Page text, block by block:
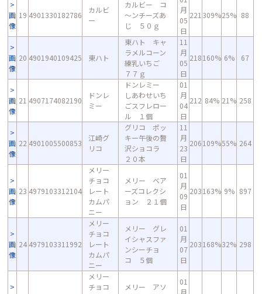
画
像
19 4901330182786
カルビ
ー
カルビー コ
～ンチーズあ
じ ５０ｇ
月
05
日
221 309%25% 88
画
像
20 4901940109425 東ハト
東ハト キャ
ラメルコーン
練乳いちご
７７ｇ
11
月
05
日
218160% 6% 67
画
像
21 4907174082190
ドンレ
ミー
ドンレミー
しあわせいち
ごスフレロー
ル １個
01
月
04
日
212 84% 21% 258
画
像
22 4901005500853
江崎グ
リコ
グリコ ポッ
キー午後の贅
沢ショコラ
２０本
11
月
23
日
206109%55% 264
画
像
23 4979103312104
メリー
チョコ
レート
カムパ
ニー
メリー ベア
ーズコレクシ
ョン ２１個
01
月
09
日
203163% 9% 897
画
像
24 4979103311992
メリー
チョコ
レート
カムパ
ニー
メリー グレ
イシャスファ
ンシーチョ
コ ５個
01
月
07
日
203168%32% 298
メリー
チョコ
メリー アソ
01
月